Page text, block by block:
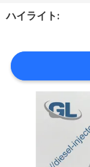
ち
つ
い
ハイライト: